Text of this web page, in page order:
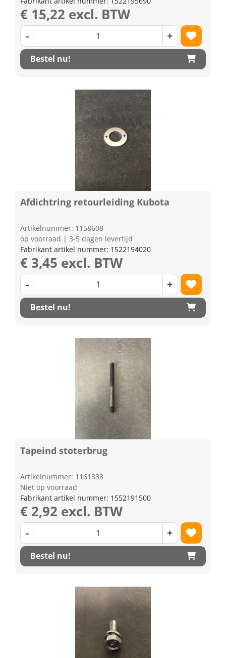
€ 15,22 excl. BTW
- +
Bestel nu!
Afdichtring retourleiding Kubota
Artikelnummer: 1158608
op voorraad | 3-5 dagen levertijd
Fabrikant artikel nummer: 1522194020
€ 3,45 excl. BTW
- +
Bestel nu!
Tapeind stoterbrug
Artikelnummer: 1161338
Niet op voorraad
Fabrikant artikel nummer: 1552191500
€ 2,92 excl. BTW
- +
Bestel nu!